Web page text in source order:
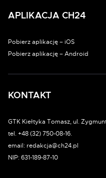
APLIKACJA CH24
Pobierz aplikację – iOS
Pobierz aplikację – Android
KONTAKT
GTK Kiełtyka Tomasz, ul.
tel. +48 (32) 750-08-16.
email: redakcja@ch24.pl
NIP: 631-189-87-10